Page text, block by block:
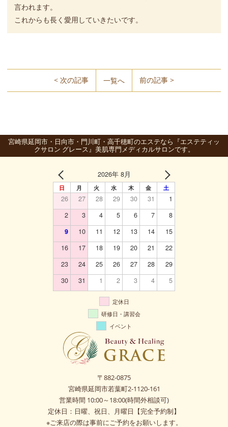
言われます。
これからも長く愛用していきたいです。
< 次の記事 一覧へ 前の記事 >
宮崎県延岡市・日向市・門川町・高千穂町のエステなら『エステティッ
クサロン グレース』美肌専門メディカルサロンです。
2026年 8月
日 月 火 水 木 金 土
26 27 28 29 30 31
1
2
3 4 5 6 7
8
9
10 11 12 13 14
15
16
17 18 19 20 21
22
23
24 25 26 27 28
29
30
31 1 2 3 4 5
定休日
研修日・講習会
イベント
〒882-0875
宮崎県延岡市若葉町2-1120-161
営業時間 10:00～18:00(時間外相談可)
定休日：日曜、祝日、月曜日【完全予約制】
※ご来店の際は事前にご予約をお願いします。